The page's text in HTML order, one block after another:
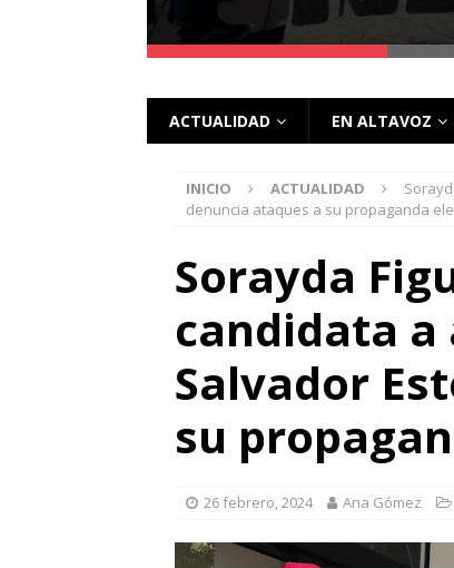
ACTUALIDAD EN ALTAVOZ
INICIO ACTUALIDAD
denuncia ataques a su propaganda
Sorayda
candidata a
Salvador
su
26 febrero, 2024 Ana Gómez